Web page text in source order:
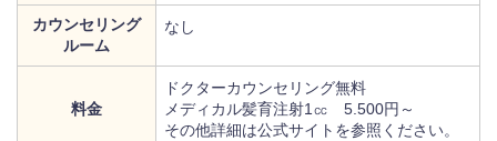
カウンセリング
ルーム
なし
料金
ドクターカウンセリング無料
メディカル髪育注射1㏄ 5.500円～
その他詳細は公式サイトを参照ください。